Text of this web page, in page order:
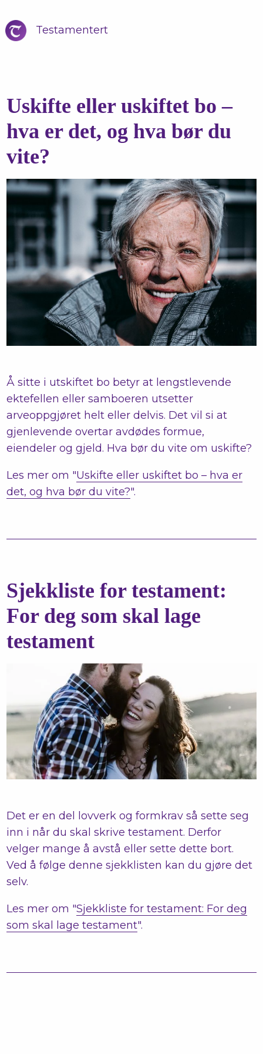
Testamentert
Uskifte eller uskiftet bo –
hva er det, og hva bør du
vite?
Å sitte i utskiftet bo betyr at lengstlevende
ektefellen eller samboeren utsetter
arveoppgjøret helt eller delvis. Det vil si at
gjenlevende overtar avdødes formue,
eiendeler og gjeld. Hva bør du vite om uskifte?
Les mer om "Uskifte eller uskiftet bo – hva er
det, og hva bør du vite?".
Sjekkliste for testament:
For deg som skal lage
testament
Det er en del lovverk og formkrav så sette seg
inn i når du skal skrive testament. Derfor
velger mange å avstå eller sette dette bort.
Ved å følge denne sjekklisten kan du gjøre det
selv.
Les mer om "Sjekkliste for testament: For deg
som skal lage testament".